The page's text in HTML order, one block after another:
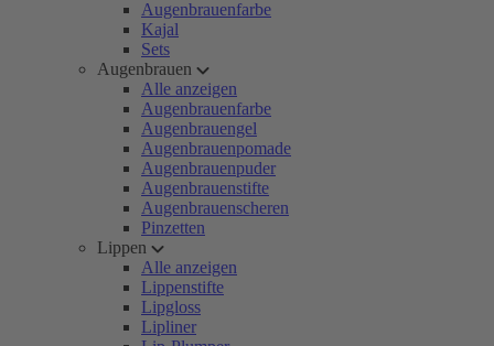
Augenbrauenfarbe
Kajal
Sets
Augenbrauen
Alle anzeigen
Augenbrauenfarbe
Augenbrauengel
Augenbrauenpomade
Augenbrauenpuder
Augenbrauenstifte
Augenbrauenscheren
Pinzetten
Lippen
Alle anzeigen
Lippenstifte
Lipgloss
Lipliner